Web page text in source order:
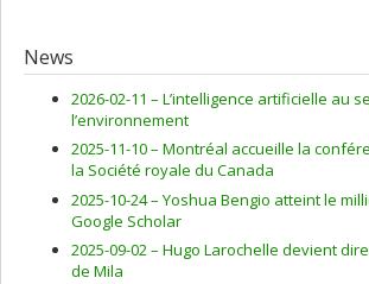
News
2026-02-11 – L’intelligence artificielle au
l’environnement
2025-11-10 – Montréal accueille la
la Société royale du Canada
2025-10-24 – Yoshua Bengio atteint le
Google Scholar
2025-09-02 – Hugo Larochelle devient
de Mila